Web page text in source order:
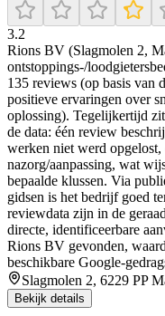
3.2
Rions BV (Slagmolen 2,
ontstoppings-/
135 reviews (op basis van
positieve ervaringen over
oplossing). Tegelijkertijd
de data: één review
werken niet werd
nazorg/aanpassing, wat
bepaalde klussen. Via
gidsen is het bedrijf goed
reviewdata zijn in de
directe, identificeerbare
Rions BV gevonden,
beschikbare Google-
Slagmolen 2, 6229 PP
Bekijk details